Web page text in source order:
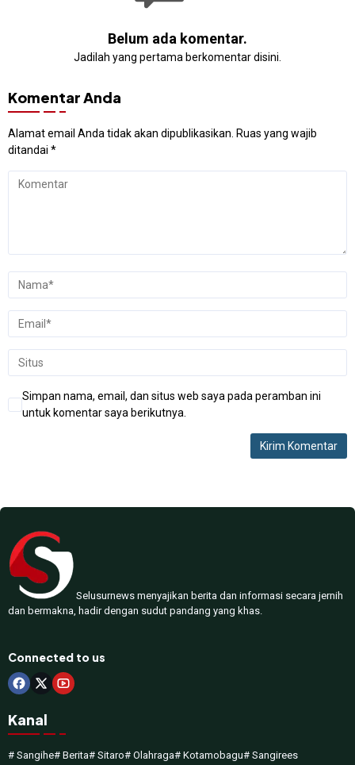
Belum ada komentar.
Jadilah yang pertama berkomentar disini.
Komentar Anda
Alamat email Anda tidak akan dipublikasikan. Ruas yang wajib
ditandai *
Simpan nama, email, dan situs web saya pada peramban ini
untuk komentar saya berikutnya.
Selusurnews menyajikan berita dan informasi secara jernih
dan bermakna, hadir dengan sudut pandang yang khas.
Connected to us
Kanal
# Sangihe# Berita# Sitaro# Olahraga# Kotamobagu# Sangirees